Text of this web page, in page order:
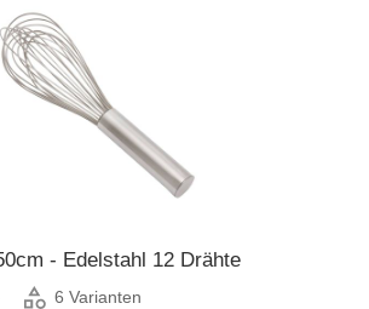
- Edelstahl 12 Drähte
6 Varianten